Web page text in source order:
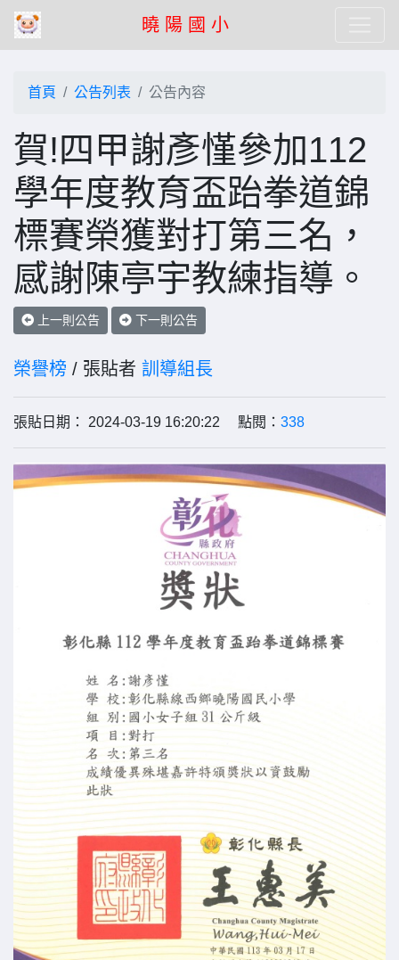
曉 陽 國 小
首頁 公告列表 公告內容
賀!四甲謝彥慬參加112
學年度教育盃跆拳道錦
標賽榮獲對打第三名，
感謝陳亭宇教練指導。
上一則公告 下一則公告
榮譽榜 / 張貼者 訓導組長
張貼日期： 2024-03-19 16:20:22 點閱： 338